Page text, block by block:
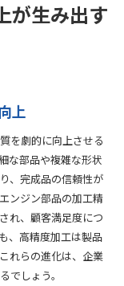
が生み出す
上
を劇的に向上させる
な部品や複雑な形状
、完成品の信頼性が
ンジン部品の加工精
れ、顧客満足度につ
、高精度加工は製品
れらの進化は、企業
でしょう。